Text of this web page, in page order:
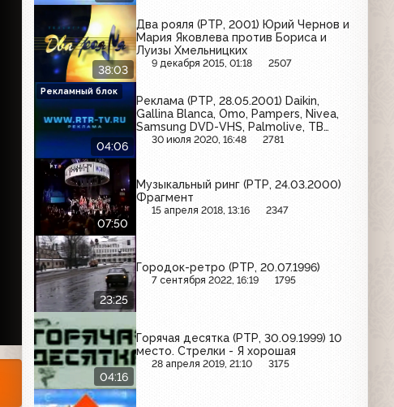
38:03
Два рояля (РТР, 2001) Юрий Чернов и
Мария Яковлева против Бориса и
Луизы Хмельницких
9 декабря 2015, 01:18 2507
04:06
Реклама (РТР, 28.05.2001) Daikin,
Gallina Blanca, Omo, Pampers, Nivea,
Samsung DVD-VHS, Palmolive, ТВ
Бинго Шоу, Hugo, O.b., Rama
30 июля 2020, 16:48 2781
Рекламный блок
07:50
Музыкальный ринг (РТР, 24.03.2000)
Фрагмент
15 апреля 2018, 13:16 2347
23:25
Городок-ретро (РТР, 20.07.1996)
7 сентября 2022, 16:19 1795
04:16
Горячая десятка (РТР, 30.09.1999) 10
место. Стрелки - Я хорошая
28 апреля 2019, 21:10 3175